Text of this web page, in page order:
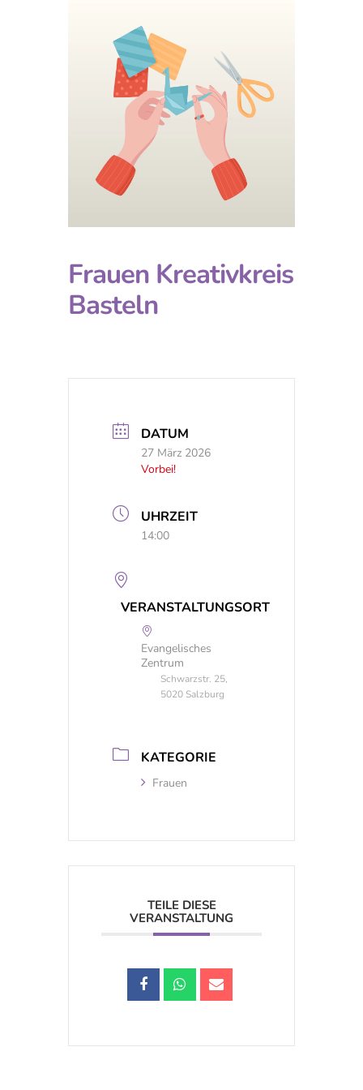
Frauen Kreativkreis
Basteln
DATUM
27 März 2026
Vorbei!
UHRZEIT
14:00
VERANSTALTUNGSORT
Evangelisches
Zentrum
Schwarzstr. 25,
5020 Salzburg
KATEGORIE
Frauen
TEILE DIESE
VERANSTALTUNG